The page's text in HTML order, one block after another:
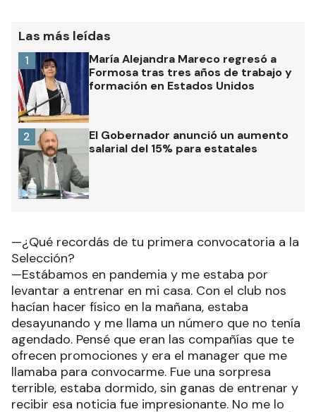
Las más leídas
María Alejandra Mareco regresó a
Formosa tras tres años de trabajo y
formación en Estados Unidos
1
El Gobernador anunció un aumento
salarial del 15% para estatales
2
—¿Qué recordás de tu primera convocatoria a la
Selección?
—Estábamos en pandemia y me estaba por
levantar a entrenar en mi casa. Con el club nos
hacían hacer físico en la mañana, estaba
desayunando y me llama un número que no tenía
agendado. Pensé que eran las compañías que te
ofrecen promociones y era el manager que me
llamaba para convocarme. Fue una sorpresa
terrible, estaba dormido, sin ganas de entrenar y
recibir esa noticia fue impresionante. No me lo